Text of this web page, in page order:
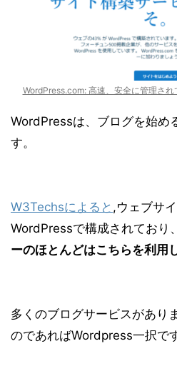
WordPress.com: 高速、安全に管理さ
WordPressは、ブログを始め
す。
W3Techsによると ,ウェブサ
WordPressで構成されており、
ーのほとんどはこちらを利用
多くのブログサービスがあり
のであればWordpress一択で